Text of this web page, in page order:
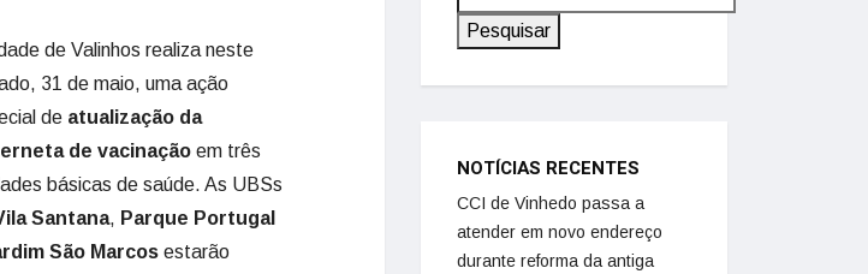
de Valinhos realiza neste
31 de maio, uma ação
de atualização da
de vacinação em três
básicas de saúde. As UBSs
Santana, Parque Portugal
São Marcos estarão
Pesquisar
NOTÍCIAS RECENTES
CCI de Vinhedo passa a
atender em novo endereço
durante reforma da antiga